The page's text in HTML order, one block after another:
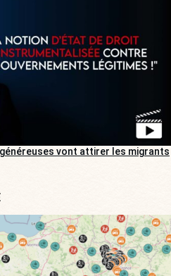
généreuses vont attirer les migrants